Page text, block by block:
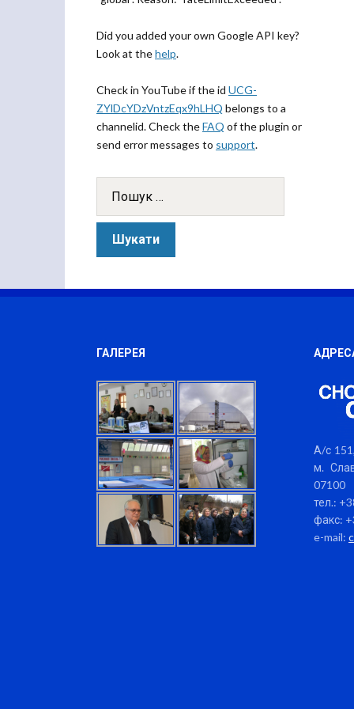
Did you added your own Google API key?
Look at thehelp.
Check in YouTube if the id UCG-
ZYlDcYDzVntzEqx9hLHQ belongs to a
channelid. Check theFAQ of the plugin or
send error messages to support.
ГАЛЕРЕЯ
А/с 151,
м.
07100
тел.:
факс:
e-mail: